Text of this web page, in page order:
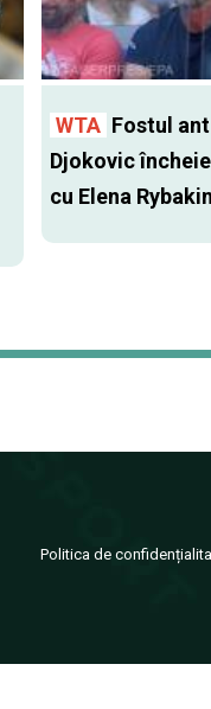
WTA Fostul
Djokovic
cu Elena
Politica de